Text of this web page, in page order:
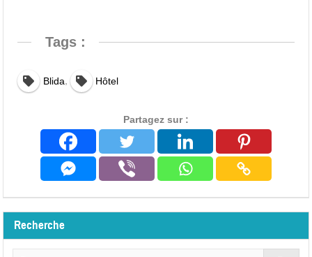
Tags :
Blida Hôtel
Partagez sur :
Recherche